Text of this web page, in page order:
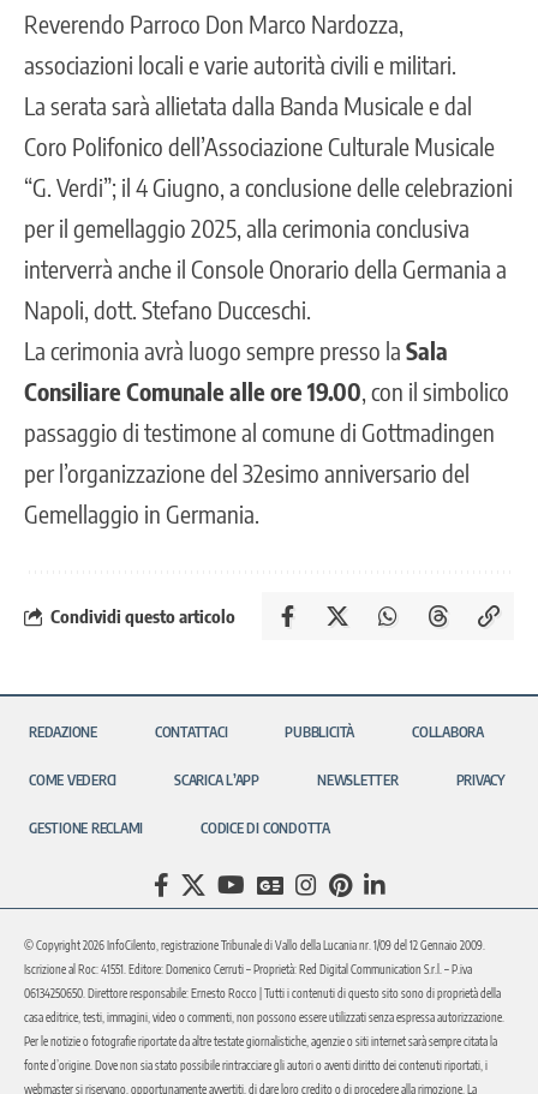
Reverendo Parroco Don Marco Nardozza,
associazioni locali e varie autorità civili e militari.
La serata sarà allietata dalla Banda Musicale e dal
Coro Polifonico dell’Associazione Culturale Musicale
“G. Verdi”; il 4 Giugno, a conclusione delle celebrazioni
per il gemellaggio 2025, alla cerimonia conclusiva
interverrà anche il Console Onorario della Germania a
Napoli, dott. Stefano Ducceschi.
La cerimonia avrà luogo sempre presso la Sala
Consiliare Comunale alle ore 19.00, con il simbolico
passaggio di testimone al comune di Gottmadingen
per l’organizzazione del 32esimo anniversario del
Gemellaggio in Germania.
Condividi questo articolo
REDAZIONE CONTATTACI PUBBLICITÀ COLLABORA
COME VEDERCI SCARICA L’APP NEWSLETTER PRIVACY
GESTIONE RECLAMI CODICE DI CONDOTTA
© Copyright 2026 InfoCilento, registrazione Tribunale di Vallo della Lucania nr. 1/09 del 12 Gennaio 2009.
Iscrizione al Roc: 41551. Editore: Domenico Cerruti – Proprietà: Red Digital Communication S.r.l. – P.iva
06134250650. Direttore responsabile: Ernesto Rocco | Tutti i contenuti di questo sito sono di proprietà della
casa editrice, testi, immagini, video o commenti, non possono essere utilizzati senza espressa autorizzazione.
Per le notizie o fotografie riportate da altre testate giornalistiche, agenzie o siti internet sarà sempre citata la
fonte d’origine. Dove non sia stato possibile rintracciare gli autori o aventi diritto dei contenuti riportati, i
webmaster si riservano, opportunamente avvertiti, di dare loro credito o di procedere alla rimozione. La